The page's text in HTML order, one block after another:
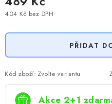
404 Kč bez DPH
PŘIDAT
Kód zboží: Zvolte variantu
Akce 2+1